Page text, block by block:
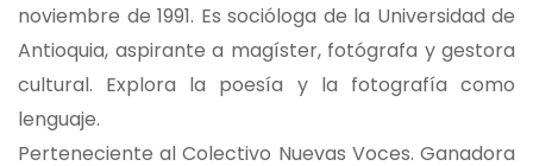
noviembre de 1991. Es socióloga de la Universidad de
Antioquia, aspirante a magíster, fotógrafa y gestora
cultural. Explora la poesía y la fotografía como
lenguaje.
Perteneciente al Colectivo Nuevas Voces. Ganadora